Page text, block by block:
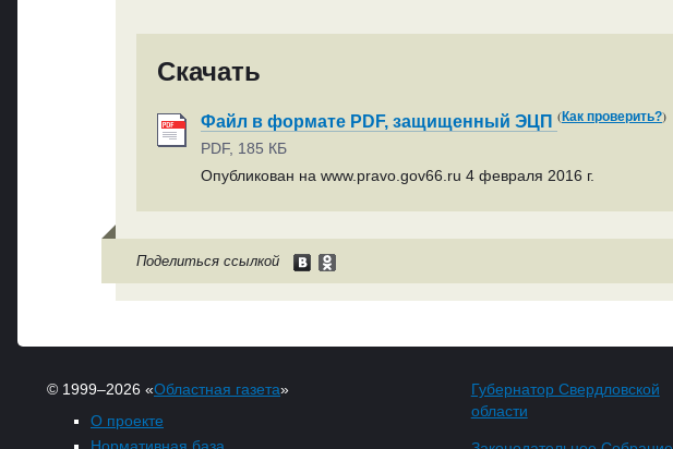
Скачать
Файл в формате PDF, защищенный ЭЦП (Как проверить?)
PDF, 185 КБ
Опубликован на www.pravo.gov66.ru 4 февраля 2016 г.
Поделиться ссылкой
© 1999–2026 «Областная газета»
О проекте
Губернатор Свердловской
области